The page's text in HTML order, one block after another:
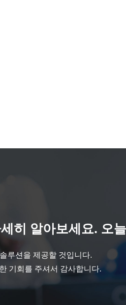
히 알아보세요. 오
루션을 제공할 것입니다.
기회를 주셔서 감사합니다.